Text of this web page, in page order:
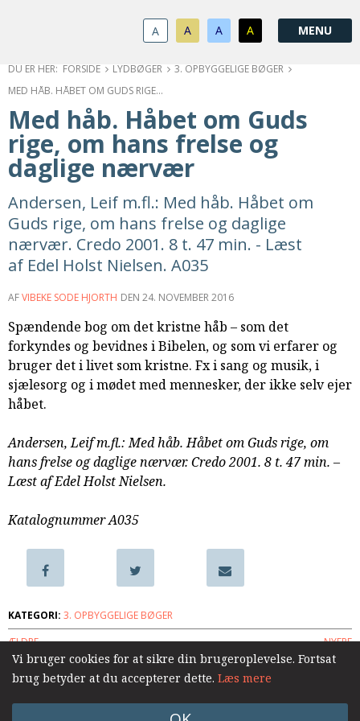
og
gå
indhold
forsiden
guide
for
tilgængelighed
1.2:
Bestyrelse
1.3:
Økonomi
Årsberetning
1.5:
Privatlivspolitik
1.6:
Vedtægter
2.0:
Nyheder
3.0:
Kalender
4.0:
Kristeligt
Lydbibliotek
5.0:
Lydbøger
til
6.0:
Bibelen
7.0:
Arrangementer
7.1:
Sommerstævne
7.2:
Nordisk
samarbejde
8.0:
Støt
KABB!
9.0:
Links
Næste
indlæg:
Guds
Tusindårsriget
den
nye
jord Forrige
indlæg:
A A A A
FORSIDE LYDBØGER
3. OPBYGGELIGE BØGER
MED HÅB. HÅBET OM GUDS RIGE, OM HANS FRELSE OG DAGLIGE NÆRVÆR
Med håb. Håbet om Guds
rige, om hans frelse og
daglige nærvær
Andersen, Leif m.fl.: Med håb. Håbet om
Guds rige, om hans frelse og daglige
nærvær. Credo 2001. 8 t. 47 min. - Læst
af Edel Holst Nielsen. A035
AFVIBEKE SODE HJORTH DEN 24. NOVEMBER 2016
Spændende bog om det kristne håb – som det
forkyndes og bevidnes i Bibelen, og som vi erfarer og
bruger det i livet som kristne. Fx i sang og musik, i
sjælesorg og i mødet med mennesker, der ikke selv ejer
håbet.
Andersen, Leif m.fl.: Med håb. Håbet om Guds rige, om
hans frelse og daglige nærvær. Credo 2001. 8 t. 47 min. –
Læst af Edel Holst Nielsen.
Katalognummer A035
KATEGORI: 3. OPBYGGELIGE BØGER
ÆLDRE
NYERE
Vi bruger cookies for at sikre din brugeroplevelse. Fortsat
brug betyder at du accepterer dette. Læs mere